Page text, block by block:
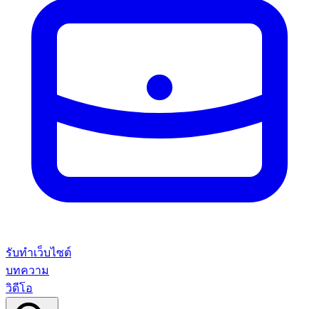
รับทำเว็บไซต์
บทความ
วิดีโอ